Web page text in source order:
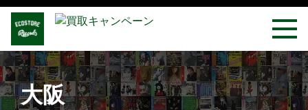
大阪